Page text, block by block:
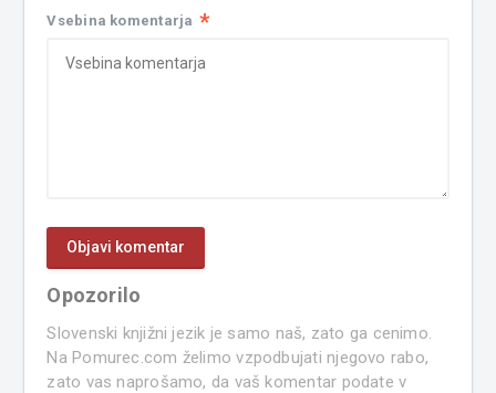
Vsebina komentarja *
Opozorilo
Slovenski knjižni jezik je samo naš, zato ga cenimo.
Na Pomurec.com želimo vzpodbujati njegovo rabo,
zato vas naprošamo, da vaš komentar podate v